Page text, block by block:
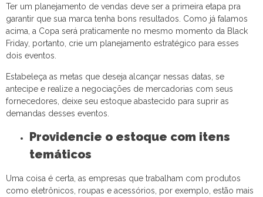
Ter um planejamento de vendas deve ser a primeira etapa pra
garantir que sua marca tenha bons resultados. Como já falamos
acima, a Copa será praticamente no mesmo momento da Black
Friday, portanto, crie um planejamento estratégico para esses
dois eventos.
Estabeleça as metas que deseja alcançar nessas datas, se
antecipe e realize a negociações de mercadorias com seus
fornecedores, deixe seu estoque abastecido para suprir as
demandas desses eventos.
Providencie o estoque com itens
temáticos
Uma coisa é certa, as empresas que trabalham com produtos
como eletrônicos, roupas e acessórios, por exemplo, estão mais